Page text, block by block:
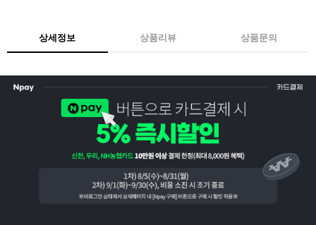
상세정보 상품리뷰 상품문의